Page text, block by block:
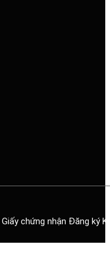
Giấy chứng nhận Đăng ký